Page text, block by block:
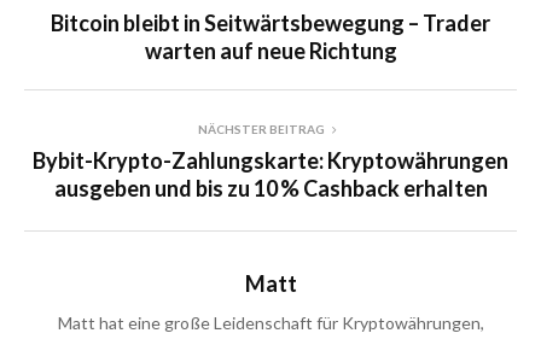
Bitcoin bleibt in Seitwärtsbewegung – Trader
warten auf neue Richtung
NÄCHSTER BEITRAG
Bybit-Krypto-Zahlungskarte: Kryptowährungen
ausgeben und bis zu 10 % Cashback erhalten
Matt
Matt hat eine große Leidenschaft für Kryptowährungen,